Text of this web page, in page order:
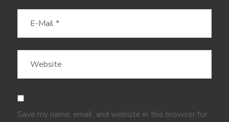
Save my name, email, and website in this browser for